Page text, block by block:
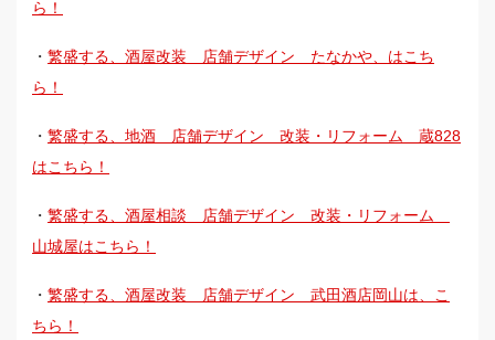
ら！
・ 繁盛する、酒屋改装 店舗デザイン たなかや、はこち
ら！
・ 繁盛する、地酒 店舗デザイン 改装・リフォーム 蔵828
はこちら！
・ 繁盛する、酒屋相談 店舗デザイン 改装・リフォーム
山城屋はこちら！
・ 繁盛する、酒屋改装 店舗デザイン 武田酒店岡山は、こ
ちら！